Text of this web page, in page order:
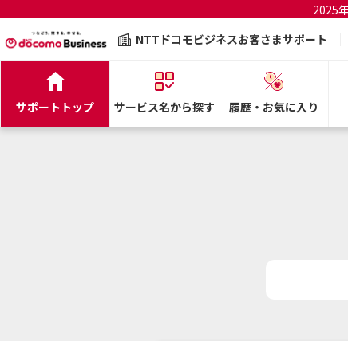
2025
NTTドコモビジネスお客さまサポート
サポートトップ サービス名から探す 履歴・お気に入り